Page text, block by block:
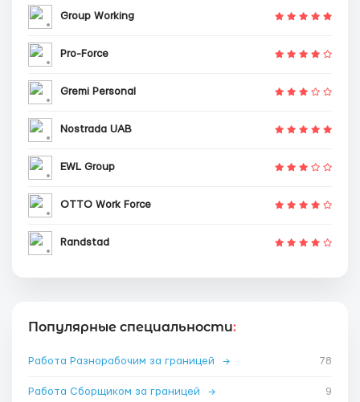
Group Working
Pro-Force
Gremi Personal
Nostrada UAB
EWL Group
OTTO Work Force
Randstad
Популярные специальности:
Работа Разнорабочим за границей → 78
Работа Сборщиком за границей → 9